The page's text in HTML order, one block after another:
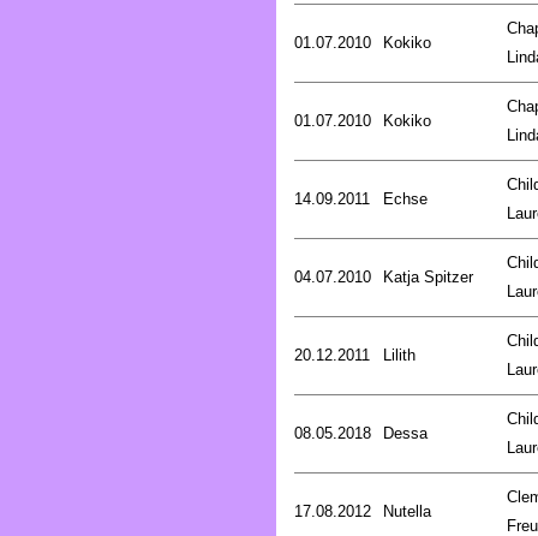
01.07.2010 Kokiko
01.07.2010 Kokiko
14.09.2011 Echse
04.07.2010 Katja Spitzer
20.12.2011 Lilith
08.05.2018 Dessa
17.08.2012 Nutella